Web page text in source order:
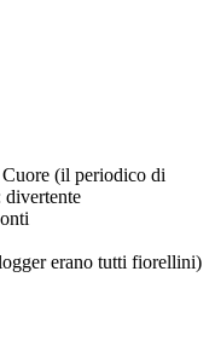
(il periodico di
divertente
erano tutti fiorellini)